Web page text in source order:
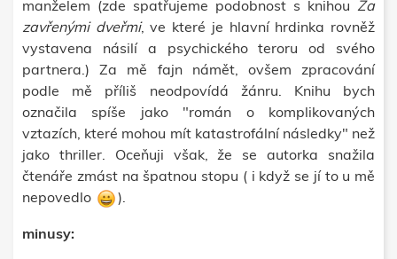
manželem (zde spatřujeme podobnost s knihou Za
zavřenými dveřmi, ve které je hlavní hrdinka rovněž
vystavena násilí a psychického teroru od svého
partnera.) Za mě fajn námět, ovšem zpracování
podle mě příliš neodpovídá žánru. Knihu bych
označila spíše jako "román o komplikovaných
vztazích, které mohou mít katastrofální následky" než
jako thriller. Oceňuji však, že se autorka snažila
čtenáře zmást na špatnou stopu ( i když se jí to u mě
nepovedlo
).
minusy: